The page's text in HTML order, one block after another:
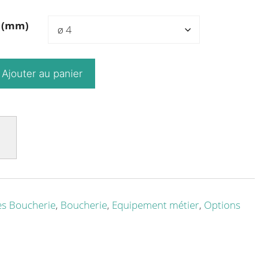
Ajouter au panier
Boucherie, Boucherie, Equipement métier, Options